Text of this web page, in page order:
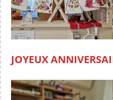
JOYEUX